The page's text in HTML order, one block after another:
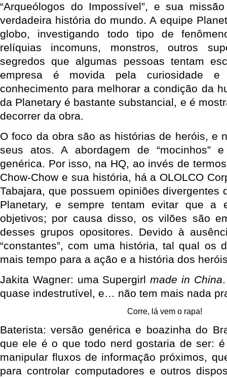
“Arqueólogos do Impossível”, e sua
verdadeira história do mundo. A equipe
globo, investigando todo tipo de
relíquias incomuns, monstros, outros
segredos que algumas pessoas tentam
empresa é movida pela curiosidade
conhecimento para melhorar a condição da
da Planetary é bastante substancial, e é
decorrer da obra.
O foco da obra são as histórias de heróis, e
seus atos. A abordagem de “mocinhos”
genérica. Por isso, na HQ, ao invés de
Chow-Chow e sua história, há a OLOLCO
Tabajara, que possuem opiniões divergentes
Planetary, e sempre tentam evitar que a
objetivos; por causa disso, os vilões são
desses grupos opositores. Devido à
“constantes”, com uma história, tal qual os
mais tempo para a ação e a história dos
Jakita Wagner: uma Supergirlmade in China
quase indestrutível, e… não tem mais nada
Corre, lá vem o rapa!
Baterista: versão genérica e boazinha do
que ele é o que todo nerd gostaria de ser:
manipular fluxos de informação próximos,
para controlar computadores e outros